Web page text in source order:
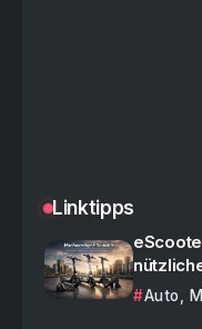
Linktipps
Auto,